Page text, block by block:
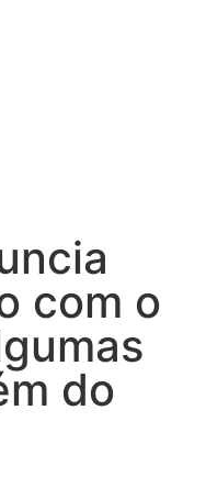
com o
do